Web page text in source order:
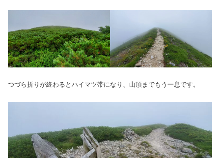
つづら折りが終わるとハイマツ帯になり、山頂までもう一息です。